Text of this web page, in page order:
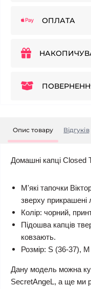
ОПЛАТА
Опис товару Відгуків
Домашні капці Closed
М'які тапочки
зверху прикрашені
Колір: чорний,
Підошва капців
ковзають.
Розмір: S (36-37),
Дану модель можна
SecretAngeL, а ще ми